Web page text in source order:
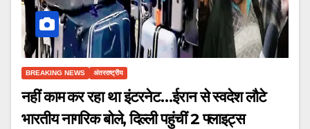
BREAKING NEWS अंतरराष्ट्रीय
नहीं काम कर रहा था इंटरनेट…ईरान से स्वदेश लौटे
भारतीय नागरिक बोले, दिल्ली पहुंचीं 2 फ्लाइट्स